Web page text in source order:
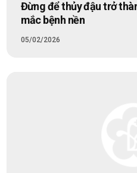
Đừng để thủy đậu trở
mắc bệnh nền
05/02/2026